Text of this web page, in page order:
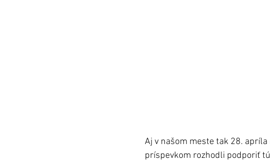
Aj v našom meste tak 28.
príspevkom rozhodli podporiť